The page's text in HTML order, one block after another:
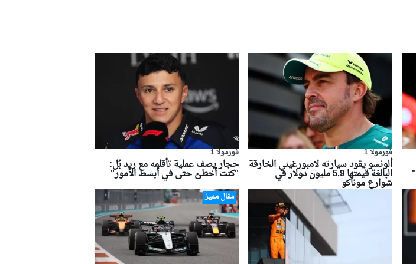
فورمولا 1
ألونسو يقود سيارته لامبورغيني الخارقة
البالغة قيمتها 5.9 مليون دولار في
شوارع موناكو
فورمولا 1
حجار يصف عملية تأقلمه مع ريد بُل:
"كنت أخطئ حتى في أبسط الأمور"
مقال مميز